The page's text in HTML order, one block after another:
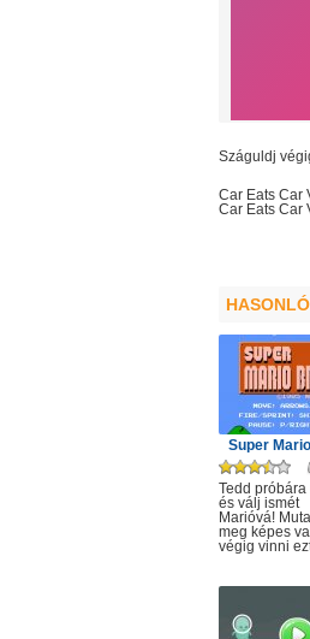
Száguldj
Car Eats Car
Car Eats Car
Super
Tedd próbára
és válj ismét
Marióvá!
meg képes
végig vinni